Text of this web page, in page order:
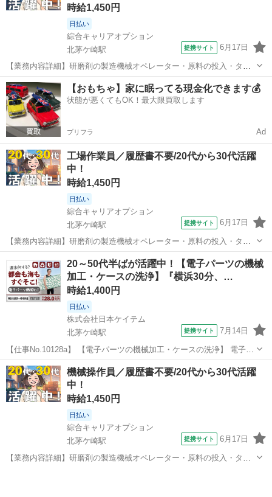
時給1,450円
日払い
綜合キャリアオプション
北茅ケ崎駅
提携サイト 6月17日
【業務内容詳細】研磨剤の製造機械オペレーター・原料の投入・タッ
チパネルでの機械操作・製品サンプルの採取・分析作業(特殊な経験は
必要ありません)【取扱製品情報】研磨剤 ■お仕事PR ≪時間にメリハ
リを≫ 残業はほとんどナシ！...
神奈川 茅ヶ崎市 北茅ケ崎駅 工場
【おもちゃ】家に眠ってる現金化できます💰
状態が悪くてもOK！最大限買取します
プリフラ Ad
工場作業員／履歴書不要/20代から30代活躍
中！
時給1,450円
日払い
綜合キャリアオプション
北茅ケ崎駅
提携サイト 6月17日
【業務内容詳細】研磨剤の製造機械オペレーター・原料の投入・タッ
チパネルでの機械操作・製品サンプルの採取・分析作業(特殊な経験は
必要ありません)【取扱製品情報】研磨剤 ■お仕事PR ≪時間にメリハ
リを≫ 残業はほとんどナシ！...
北茅ケ崎駅 工場
20～50代半ばが活躍中！【電子パーツの機械
加工・ケースの洗浄】『横浜30分、…
時給1,400円
日払い
株式会社日本ケイテム
北茅ケ崎駅
提携サイト 7月14日
【仕事No.10128a】 【電子パーツの機械加工・ケースの洗浄】 電子部
品を作る工場でのお仕事です。 「半導体」という電子部品を機械で加
工するお仕事です。 ▼仕事例 1）機械で加工 円盤型の電子部品を機械
にセットし、 ボ...
神奈川 茅ヶ崎市 北茅ケ崎駅 工場
機械操作員／履歴書不要/20代から30代活躍
中！
時給1,450円
日払い
綜合キャリアオプション
北茅ケ崎駅
提携サイト 6月17日
【業務内容詳細】研磨剤の製造機械オペレーター・原料の投入・タッ